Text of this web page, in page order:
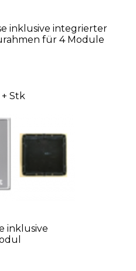
inklusive integrierter
für 4 Module
+ Stk
inklusive